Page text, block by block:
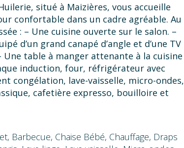
situé à Maizières, vous accueille
confortable dans un cadre agréable. Au
: – Une cuisine ouverte sur le salon. –
d’un grand canapé d’angle et d’une TV
Une table à manger attenante à la cuisine
induction, four, réfrigérateur avec
congélation, lave-vaisselle, micro-ondes,
cafetière expresso, bouilloire et
de 90 x 190 cm. – Une chambre avec
200 cm. – Une salle d’eau avec sèche-
Barbecue, Chaise Bébé, Chauffage, Draps